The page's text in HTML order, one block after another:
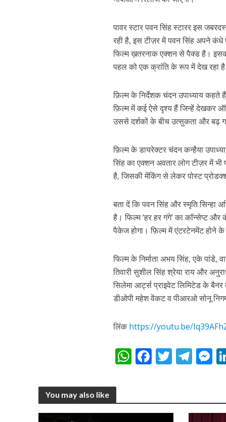
नेहा म्यूजिक वर्ल्ड पर
साजिद
पावर स्टार पवन सिंह स्टारर इस
रही है, इस टीज़र में पवन सिंह अपने कंधे
फिल्म ख़तरनाक एक्शन से पैक्ड है।
पहल को एक क्रांति के रूप में देख रहा
फ़िल्म के निर्देशक चंदन उपाध्याय कहते
फ़िल्म में कई ऐसे दृश्य हैं जिन्हें देखकर
उससे दर्शकों के बीच उत्सुकता और बढ़
फ़िल्म के डायरेक्टर चंदन कन्हैया
सिंह का एक्शन अवतार लोग टीज़र में भी
है, जिसकी मेंकिंग से लेकर पोस्ट
बता दें कि पवन सिंह और स्मृति सिन्हा
है। फिल्म ‘हर हर गंगे’ का कॉन्सेप्ट
पैकेज होगा। फ़िल्म में एंटरटेनमेंट होने
फिल्म के निर्माता अभय सिंह, एके पांडे,
तिवारी सुशील सिंह श्रेया राय और
सिलेमा आर्ट्स प्राइवेट लिमिटेड के
डीओपी महेश वेंकट व पीआरओ सोनू
लिंक https://youtu.be/
W
s
F
b
T
er
T
gr e
You may also like